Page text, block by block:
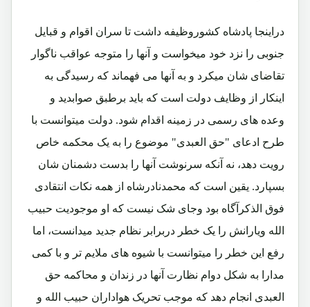
دراینجا پادشاه کشوروظیفه داشت تا سران اقوام و قبایل
جنوبی را نزد خود میخواست و آنها را متوجه عواقب ناگوار
تقاضای شان میکرد و به آنها می فهماند که رسیدگی به
اینکار از وظایف دولت است که باید برطبق صوابدید و
وعده های رسمی در زمینه اقدام شود. دولت میتوانست با
طرح ادعای "حق العبدی" موضوع را به یک محکمه خاص
رویت دهد، نه آنکه سرنوشت آنها را بدست دشمنان شان
بسپارد. یقین است که محمدنادرشاه از همه نکات انتقادی
فوق الذکرآگاه بود وجای شک نیست که او موجودیت حبیب
الله ویارانش را یک خطر دربرابر نظام جدید میدانست، اما
رفع این خطر را میتوانست با شیوه های ملایم تر و با کمی
مدارا به شکل دوام نظارت آنها در زندان و محاکمه حق
العبدی انجام دهد که موجب تحریک هواداران حبیب الله و